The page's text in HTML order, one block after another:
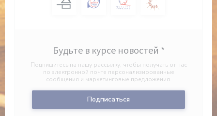
Будьте в курсе новостей *
Подпишитесь на нашу рассылку, чтобы получать от нас
по электронной почте персонализированные
сообщения и маркетинговые предложения.
Подписаться